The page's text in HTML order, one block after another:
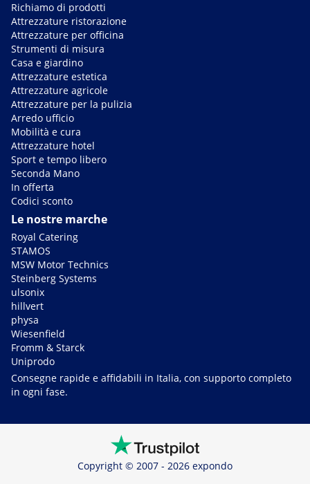
Richiamo di prodotti
Attrezzature ristorazione
Attrezzature per officina
Strumenti di misura
Casa e giardino
Attrezzature estetica
Attrezzature agricole
Attrezzature per la pulizia
Arredo ufficio
Mobilità e cura
Attrezzature hotel
Sport e tempo libero
Seconda Mano
In offerta
Codici sconto
Le nostre marche
Royal Catering
STAMOS
MSW Motor Technics
Steinberg Systems
ulsonix
hillvert
physa
Wiesenfield
Fromm & Starck
Uniprodo
Consegne rapide e affidabili in Italia, con supporto completo
in ogni fase.
Copyright © 2007 - 2026 expondo